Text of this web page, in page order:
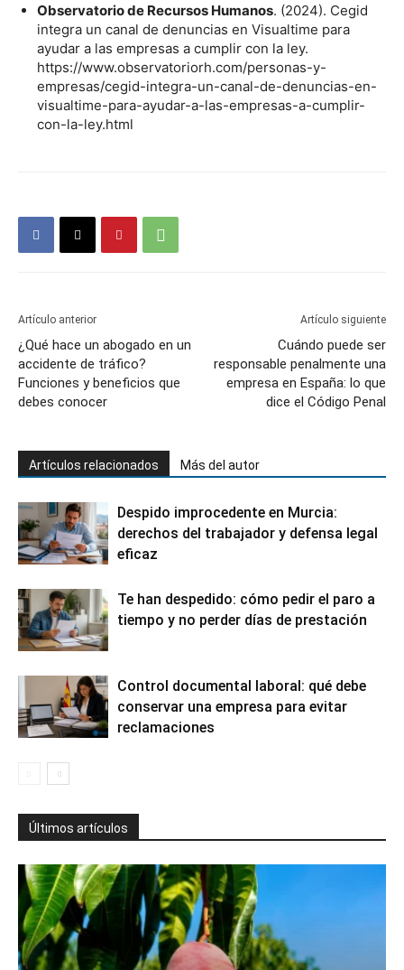
Observatorio de Recursos Humanos. (2024). Cegid
integra un canal de denuncias en Visualtime para
ayudar a las empresas a cumplir con la ley.
https://www.observatoriorh.com/personas-y-
empresas/cegid-integra-un-canal-de-denuncias-en-
visualtime-para-ayudar-a-las-empresas-a-cumplir-
con-la-ley.html
Artículo anterior
¿Qué hace un abogado en un
accidente de tráfico?
Funciones y beneficios que
debes conocer
Artículo siguiente
Cuándo puede ser
responsable penalmente una
empresa en España: lo que
dice el Código Penal
Artículos relacionados Más del autor
Despido improcedente en Murcia:
derechos del trabajador y defensa legal
eficaz
Te han despedido: cómo pedir el paro a
tiempo y no perder días de prestación
Control documental laboral: qué debe
conservar una empresa para evitar
reclamaciones
Últimos artículos